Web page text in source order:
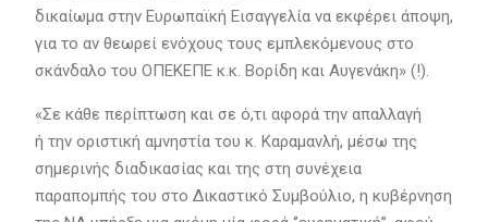
δικαίωμα στην Ευρωπαϊκή Εισαγγελία να εκφέρει άποψη,
για το αν θεωρεί ενόχους τους εμπλεκόμενους στο
σκάνδαλο του ΟΠΕΚΕΠΕ κ.κ. Βορίδη και Αυγενάκη» (!).
«Σε κάθε περίπτωση και σε ό,τι αφορά την απαλλαγή
ή την οριστική αμνηστία του κ. Καραμανλή, μέσω της
σημερινής διαδικασίας και της στη συνέχεια
παραπομπής του στο Δικαστικό Συμβούλιο, η κυβέρνηση